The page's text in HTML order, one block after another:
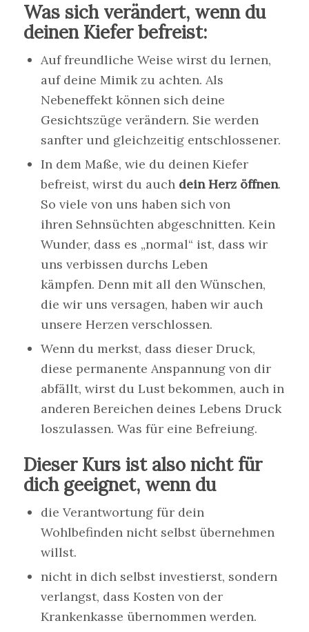
Was sich verändert, wenn du
deinen Kiefer befreist:
Auf freundliche Weise wirst du lernen,
auf deine Mimik zu achten. Als
Nebeneffekt können sich deine
Gesichtszüge verändern. Sie werden
sanfter und gleichzeitig entschlossener.
In dem Maße, wie du deinen Kiefer
befreist, wirst du auch dein Herz öffnen.
So viele von uns haben sich von
ihren Sehnsüchten abgeschnitten. Kein
Wunder, dass es „normal“ ist, dass wir
uns verbissen durchs Leben
kämpfen. Denn mit all den Wünschen,
die wir uns versagen, haben wir auch
unsere Herzen verschlossen.
Wenn du merkst, dass dieser Druck,
diese permanente Anspannung von dir
abfällt, wirst du Lust bekommen, auch in
anderen Bereichen deines Lebens Druck
loszulassen. Was für eine Befreiung.
Dieser Kurs ist also nicht für
dich geeignet, wenn du
die Verantwortung für dein
Wohlbefinden nicht selbst übernehmen
willst.
nicht in dich selbst investierst, sondern
verlangst, dass Kosten von der
Krankenkasse übernommen werden.